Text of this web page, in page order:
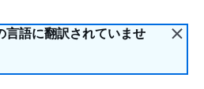
言語に翻訳されていませ